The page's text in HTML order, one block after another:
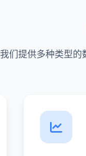
我们提供多种类型的